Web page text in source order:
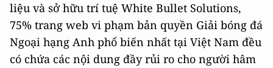
liệu và sở hữu trí tuệ White Bullet Solutions,
75% trang web vi phạm bản quyền Giải bóng đá
Ngoại hạng Anh phổ biến nhất tại Việt Nam đều
có chứa các nội dung đầy rủi ro cho người hâm